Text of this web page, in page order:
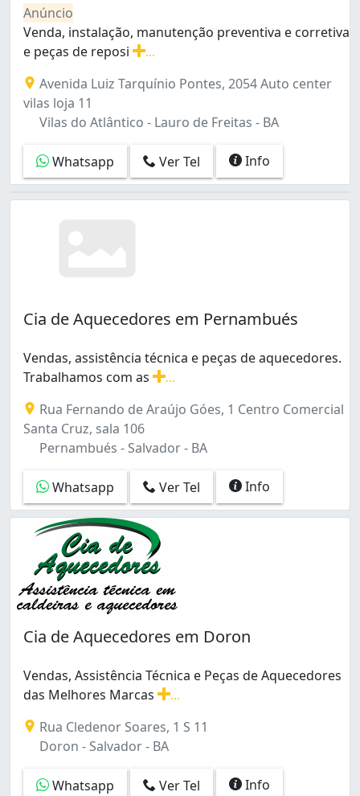
Pernambués (1)
Pituba (3)
Stella Maris (1)
Anúncio
Venda, instalação, manutenção preventiva e corretiva
e peças de reposi
Avenida Luiz Tarquínio Pontes, 2054 Auto center
vilas loja 11
Vilas do Atlântico - Lauro de Freitas - BA
Whatsapp Ver Tel Info
Cia de Aquecedores em Pernambués
Vendas, assistência técnica e peças de aquecedores.
Trabalhamos com as
Rua Fernando de Araújo Góes, 1 Centro Comercial
Santa Cruz, sala 106
Pernambués - Salvador - BA
Whatsapp Ver Tel Info
Cia de Aquecedores em Doron
Vendas, Assistência Técnica e Peças de Aquecedores
das Melhores Marcas
Rua Cledenor Soares, 1 S 11
Doron - Salvador - BA
Whatsapp Ver Tel Info